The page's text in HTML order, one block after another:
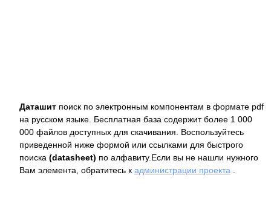
Даташит поиск по электронным компонентам в формате pdf
на русском языке. Бесплатная база содержит более 1 000
000 файлов доступных для скачивания. Воспользуйтесь
приведенной ниже формой или ссылками для быстрого
поиска (datasheet) по алфавиту.Если вы не нашли нужного
Вам элемента, обратитесь к администрации проекта